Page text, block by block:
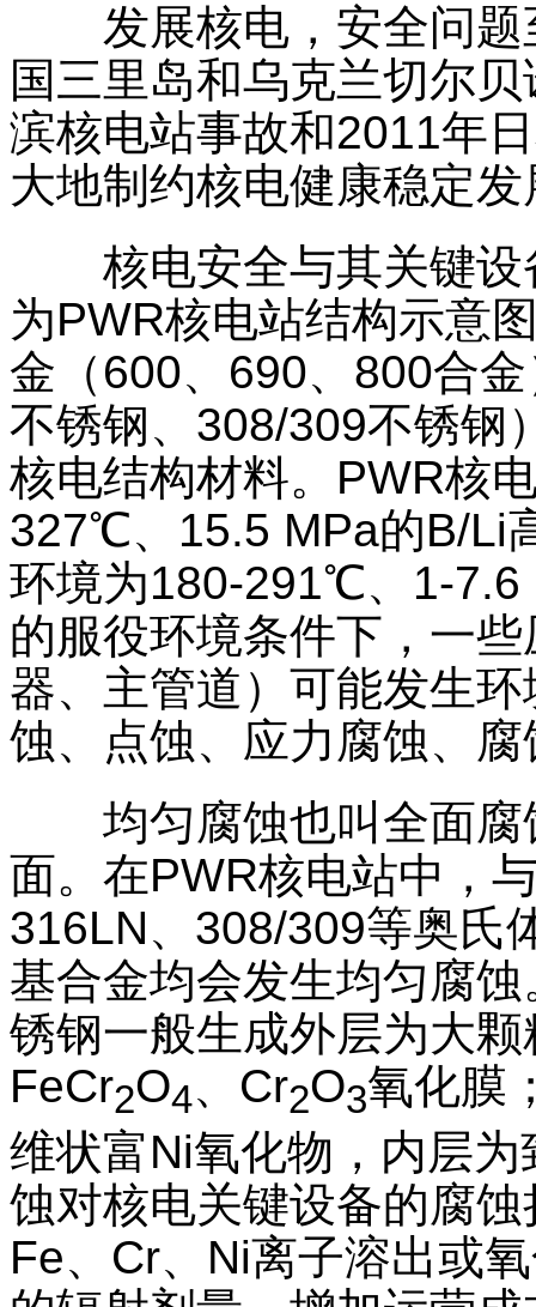
发展核电，安全问题
国三里岛和乌克兰切尔
滨核电站事故和2011年
大地制约核电健康稳定发
核电安全与其关键设
为PWR核电站结构示意
金（600、690、800合
不锈钢、308/309不锈钢
核电结构材料。PWR核
327℃、15.5 MPa的B/Li
环境为180-291℃、1-7.6
的服役环境条件下，一
器、主管道）可能发生
蚀、点蚀、应力腐蚀、
均匀腐蚀也叫全面腐
面。在PWR核电站中，
316LN、308/309等奥氏
基合金均会发生均匀腐
锈钢一般生成外层为大
FeCr2O4、Cr2O3氧化膜
维状富Ni氧化物，内层
蚀对核电关键设备的腐
Fe、Cr、Ni离子溶出或